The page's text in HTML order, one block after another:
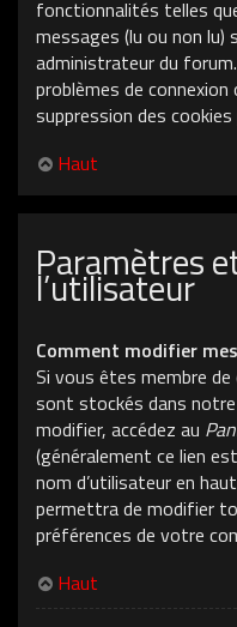
fonctionnalités telles
messages (lu ou non lu)
administrateur du
problèmes de connexion
suppression des
Haut
Paramètres
l’utilisateur
Comment modifier
Si vous êtes membre
sont stockés dans
modifier, accédez au
(généralement ce lien
nom d’utilisateur en
permettra de modifier
préférences de votre
Haut